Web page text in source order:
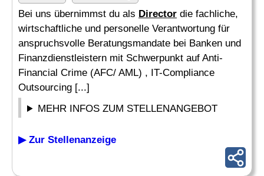
Bei uns übernimmst du als Director die fachliche,
wirtschaftliche und personelle Verantwortung für
anspruchsvolle Beratungsmandate bei Banken und
Finanzdienstleistern mit Schwerpunkt auf Anti-
Financial Crime (AFC/ AML) , IT-Compliance
Outsourcing [...]
MEHR INFOS ZUM STELLENANGEBOT
▶ Zur Stellenanzeige